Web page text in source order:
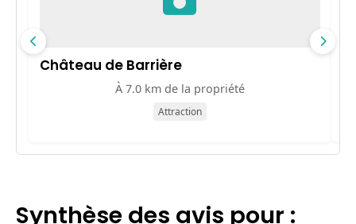
Château de Barrière
À 7.0 km de la propriété
Attraction
Synthèse des avis pour :